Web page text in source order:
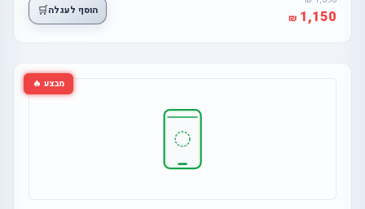
1,150 הוסף לעגלה🛒
מבצע 🔥